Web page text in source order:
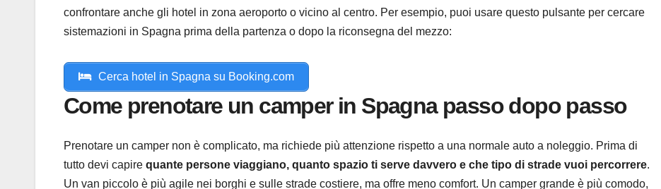
confrontare anche gli hotel in zona aeroporto o vicino al centro. Per esempio, puoi usare questo pulsante per cercare
sistemazioni in Spagna prima della partenza o dopo la riconsegna del mezzo:
Cerca hotel in Spagna su Booking.com
Come prenotare un camper in Spagna passo dopo passo
Prenotare un camper non è complicato, ma richiede più attenzione rispetto a una normale auto a noleggio. Prima di
tutto devi capire quante persone viaggiano, quanto spazio ti serve davvero e che tipo di strade vuoi percorrere.
Un van piccolo è più agile nei borghi e sulle strade costiere, ma offre meno comfort. Un camper grande è più comodo,